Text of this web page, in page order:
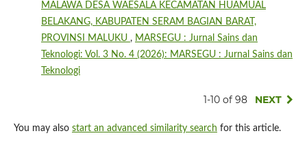
MALAWA DESA WAESALA KECAMATAN HUAMUAL
BELAKANG, KABUPATEN SERAM BAGIAN BARAT,
PROVINSI MALUKU , MARSEGU : Jurnal Sains dan
Teknologi: Vol. 3 No. 4 (2026): MARSEGU : Jurnal Sains dan
Teknologi
1-10 of 98 NEXT
You may also start an advanced similarity search for this article.